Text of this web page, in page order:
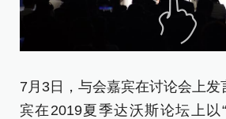
7月3日，与会嘉宾在讨论会上发
宾在2019夏季达沃斯论坛上以